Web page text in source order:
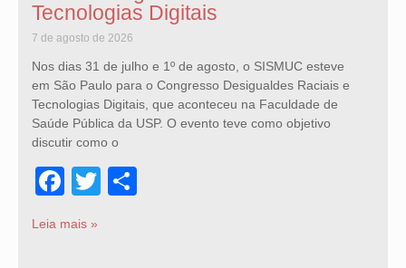
Tecnologias Digitais
7 de agosto de 2026
Nos dias 31 de julho e 1º de agosto, o SISMUC esteve
em São Paulo para o Congresso Desigualdes Raciais e
Tecnologias Digitais, que aconteceu na Faculdade de
Saúde Pública da USP. O evento teve como objetivo
discutir como o
Facebook
Twitter
Leia mais »